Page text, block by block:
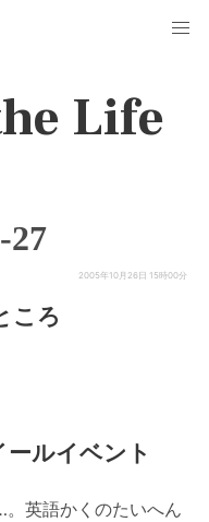
Life
27
2005年10月26日 15時00分
ころ
ルイベント
英語かくのたいへん